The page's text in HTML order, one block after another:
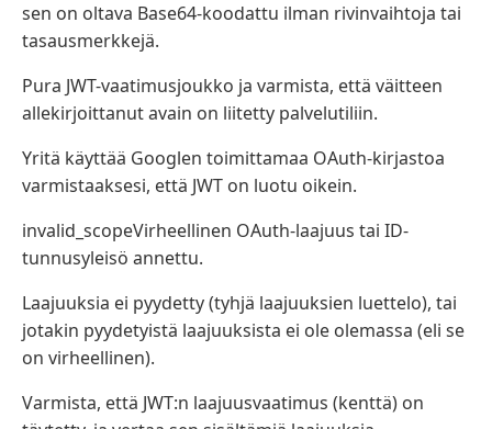
sen on oltava Base64-koodattu ilman rivinvaihtoja tai
tasausmerkkejä.
Pura JWT-vaatimusjoukko ja varmista, että väitteen
allekirjoittanut avain on liitetty palvelutiliin.
Yritä käyttää Googlen toimittamaa OAuth-kirjastoa
varmistaaksesi, että JWT on luotu oikein.
invalid_scopeVirheellinen OAuth-laajuus tai ID-
tunnusyleisö annettu.
Laajuuksia ei pyydetty (tyhjä laajuuksien luettelo), tai
jotakin pyydetyistä laajuuksista ei ole olemassa (eli se
on virheellinen).
Varmista, että JWT:n laajuusvaatimus (kenttä) on